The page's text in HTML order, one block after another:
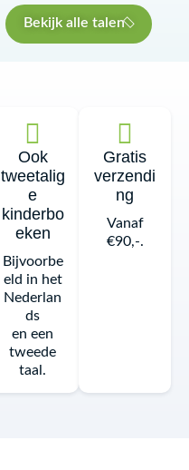
Bekijk alle talen
Ook
tweetalig
e
kinderbo
eken
Bijvoorbe
eld in het
Nederlan
ds
en een
tweede
taal.
Gratis
verzendi
ng
Vanaf
€90,-.